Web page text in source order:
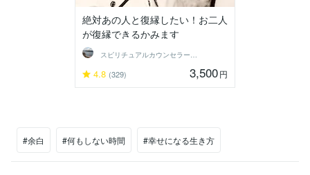
絶対あの人と復縁したい！お二人
が復縁できるかみます
スピリチュアルカウンセラー沙耶美
4.8 (329) 3,500円
#余白 #何もしない時間 #幸せになる生き方